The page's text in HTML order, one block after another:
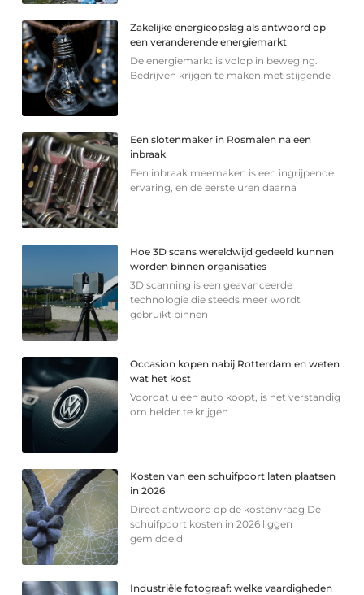
Zakelijke energieopslag als antwoord op
een veranderende energiemarkt
De energiemarkt is volop in beweging.
Bedrijven krijgen te maken met stijgende
Een slotenmaker in Rosmalen na een
inbraak
Een inbraak meemaken is een ingrijpende
ervaring, en de eerste uren daarna
Hoe 3D scans wereldwijd gedeeld kunnen
worden binnen organisaties
3D scanning is een geavanceerde
technologie die steeds meer wordt
gebruikt binnen
Occasion kopen nabij Rotterdam en weten
wat het kost
Voordat u een auto koopt, is het verstandig
om helder te krijgen
Kosten van een schuifpoort laten plaatsen
in 2026
Direct antwoord op de kostenvraag De
schuifpoort kosten in 2026 liggen
gemiddeld
Industriële fotograaf: welke vaardigheden